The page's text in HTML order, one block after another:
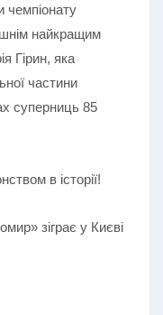
чемпіонату
найкращим
Гірин, яка
частини
суперниць 85
в історії!
зіграє у Києві